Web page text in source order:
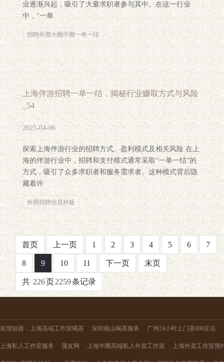
业逐渐兴起，吸引了大量求职者参与其中。在这一行业
中，"一单
招聘外围大圈中圈一单一结
上海伴游招聘一单一结，揭秘行业赚取方式与风险
_54
2025-04-06
探索上海伴游行业的招聘方式、盈利模式及相关风险 在上
海的伴游行业中，招聘和支付模式通常采取“一单一结”的
方式，吸引了众多求职者和服务需求者。这种模式背后隐
藏着许
外围招聘信息样板
首页 上一页 1 2 3 4 5 6 7
8 9 10 11 下一页 末页
共 226页2259条记录
友情链接： 上海高端工作室喝茶 深圳南山喝茶服务 广州24小时上门茶600左右
上海私人工作室服务 蒲友网 上海中圈高端私人外卖工作室 上海外卖工作室预